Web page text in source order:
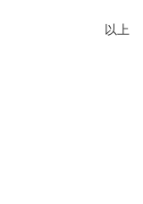
以上